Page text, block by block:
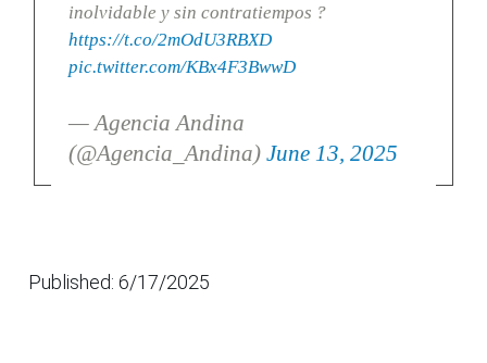
inolvidable y sin contratiempos ?
https://t.co/2mOdU3RBXD
pic.twitter.com/KBx4F3BwwD
— Agencia Andina
(@Agencia_Andina) June 13, 2025
Published: 6/17/2025